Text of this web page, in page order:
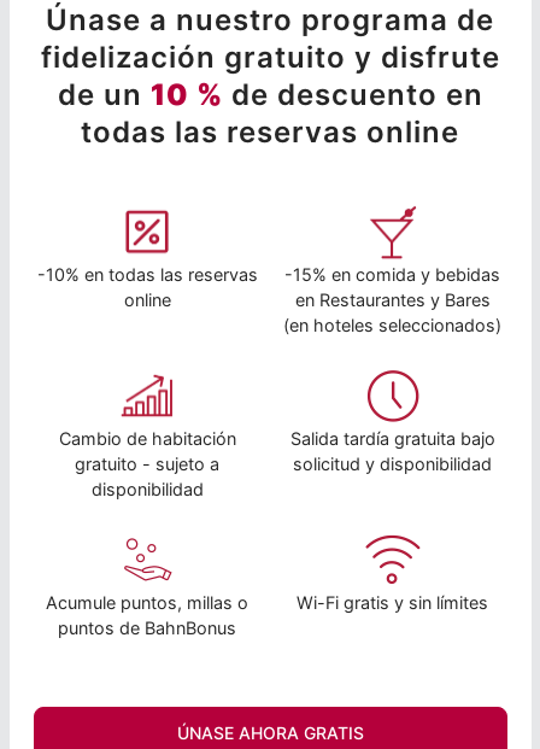
Únase a nuestro programa de
fidelización gratuito y disfrute
de un 10 % de descuento en
todas las reservas online
-10% en todas las reservas
online
-15% en comida y bebidas
en Restaurantes y Bares
(en hoteles seleccionados)
Cambio de habitación
gratuito - sujeto a
disponibilidad
Salida tardía gratuita bajo
solicitud y disponibilidad
Acumule puntos, millas o
puntos de BahnBonus
Wi-Fi gratis y sin límites
ÚNASE AHORA GRATIS